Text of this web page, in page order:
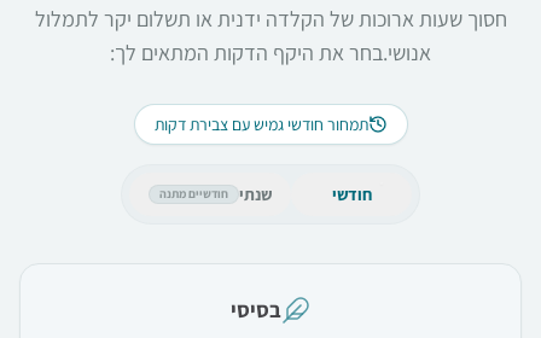
חסוך שעות ארוכות של הקלדה ידנית או תשלום יקר לתמלול
אנושי.בחר את היקף הדקות המתאים לך:
תמחור חודשי גמיש עם צבירת דקות
חודשי שנתי חודשיים מתנה
בסיסי